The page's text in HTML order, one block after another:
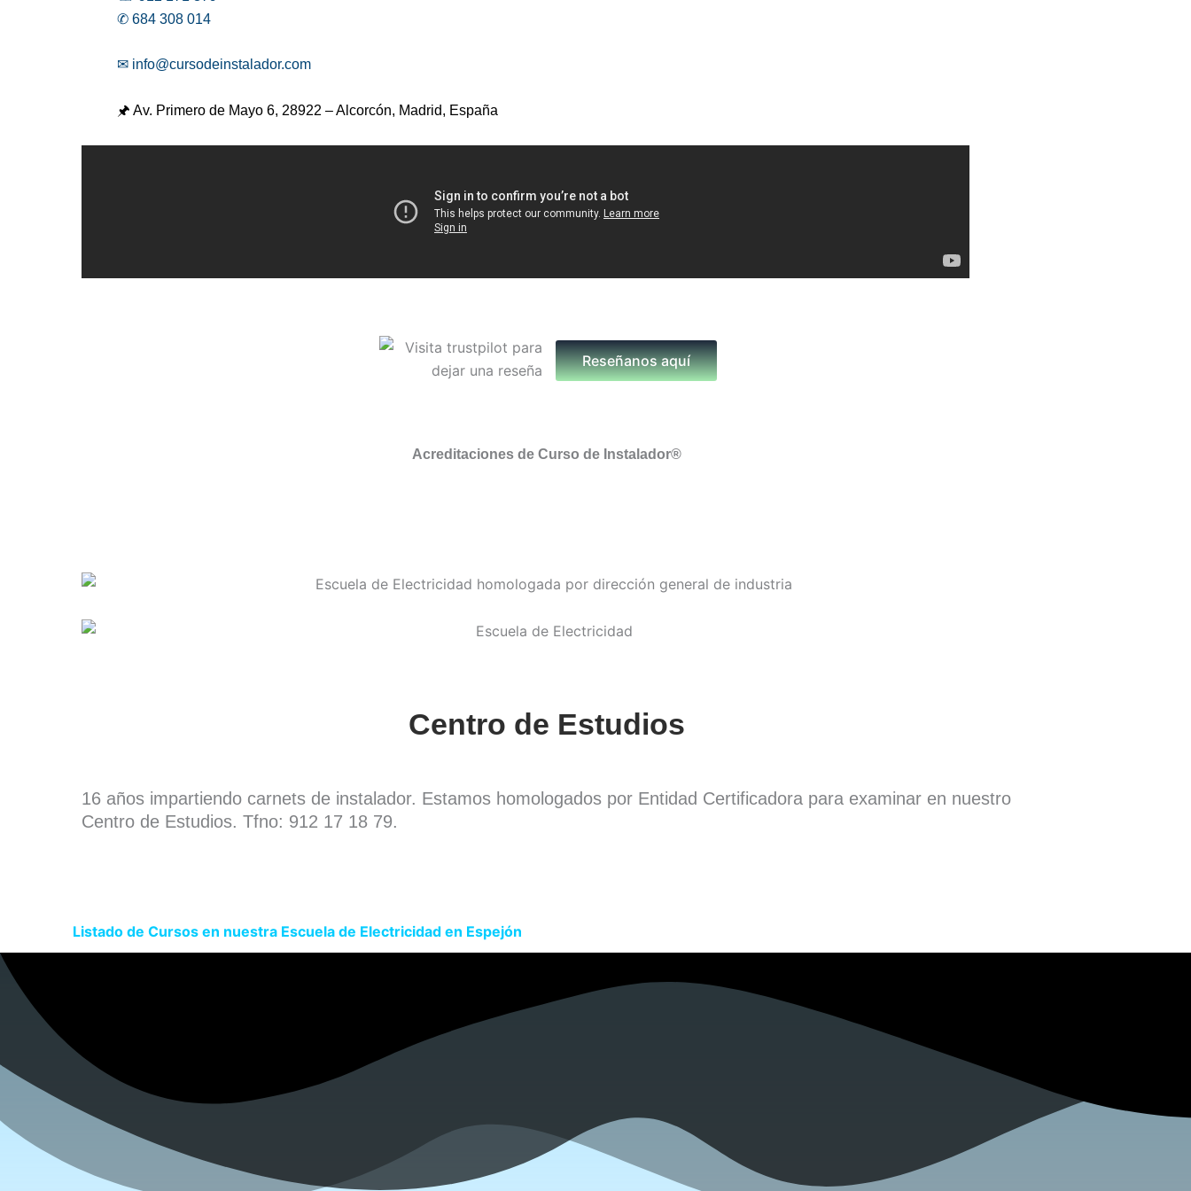
✆ 684 308 014
✉ info@cursodeinstalador.com
🖈 Av. Primero de Mayo 6, 28922 – Alcorcón, Madrid, España
Reseñanos aquí
Acreditaciones de Curso de Instalador®
Centro de Estudios
16 años impartiendo carnets de instalador. Estamos homologados por Entidad Certificadora para examinar en nuestro
Centro de Estudios. Tfno: 912 17 18 79.
Listado de Cursos en nuestra Escuela de Electricidad en Espejón